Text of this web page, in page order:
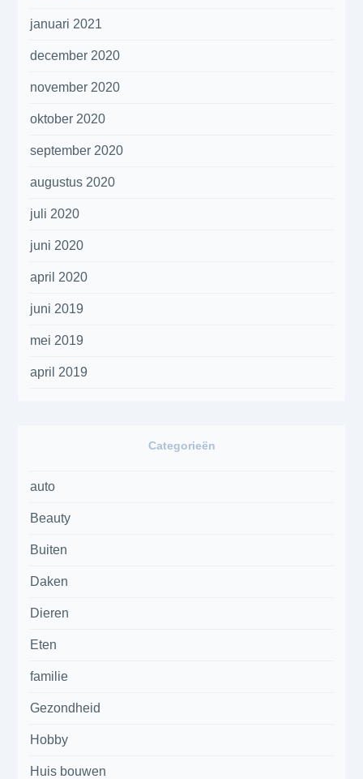
januari 2021
december 2020
november 2020
oktober 2020
september 2020
augustus 2020
juli 2020
juni 2020
april 2020
juni 2019
mei 2019
april 2019
Categorieën
auto
Beauty
Buiten
Daken
Dieren
Eten
familie
Gezondheid
Hobby
Huis bouwen